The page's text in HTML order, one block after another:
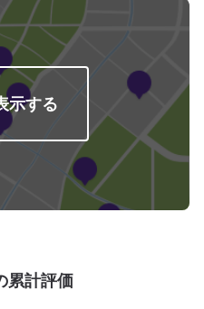
工場は太田桐生インターチェンジか
さい。駐車スペースは工場前の空
受付はスタッフへ「メンテモで予約
たします。【定休日・営業時間】定
示する
累計評価